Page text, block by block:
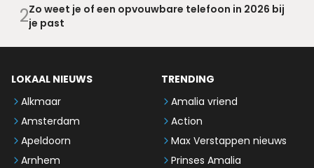
2Zo weet je of een opvouwbare telefoon in 2026 bij
je past
LOKAAL NIEUWS
Alkmaar
Amsterdam
Apeldoorn
Arnhem
TRENDING
Amalia vriend
Action
Max Verstappen nieuws
Prinses Amalia